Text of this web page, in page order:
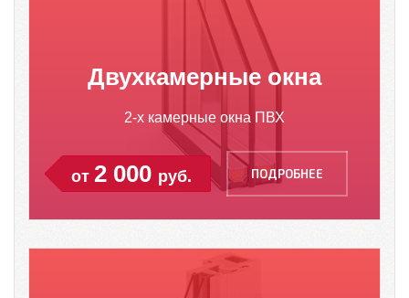
Двухкамерные окна
2-х камерные окна ПВХ
от 2 000 руб. ПОДРОБНЕЕ